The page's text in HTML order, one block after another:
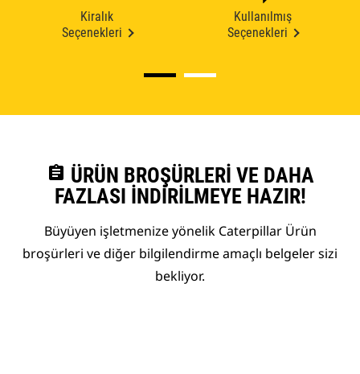
Kiralık
Seçenekleri
Kullanılmış
Seçenekleri
assignment ÜRÜN BROŞÜRLERI VE DAHA
FAZLASI İNDIRILMEYE HAZIR!
Büyüyen işletmenize yönelik Caterpillar Ürün
broşürleri ve diğer bilgilendirme amaçlı belgeler sizi
bekliyor.